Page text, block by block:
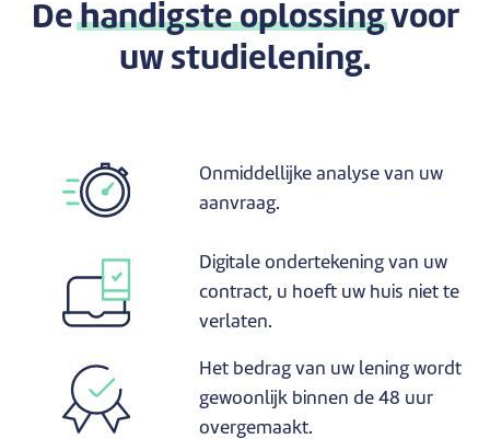
Dehandigste oplossingvoor
uw studielening.
Onmiddellijke analyse van uw
aanvraag.
Digitale ondertekening van uw
contract, u hoeft uw huis niet te
verlaten.
Het bedrag van uw lening wordt
gewoonlijk binnen de 48 uur
overgemaakt.